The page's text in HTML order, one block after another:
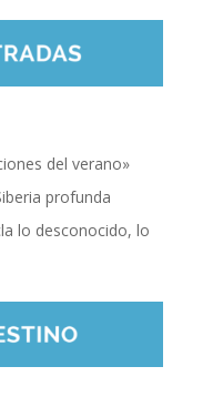
del verano»
profunda
lo desconocido, lo